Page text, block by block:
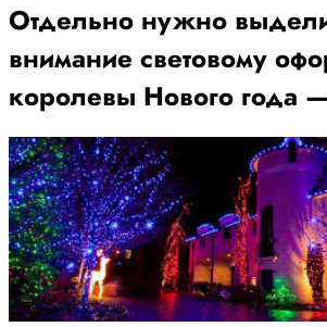
Отдельно нужно
внимание световому
королевы Нового года